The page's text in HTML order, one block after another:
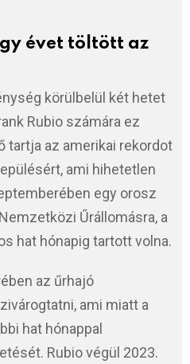
évet töltött az
körülbelül két hetet
Rubio számára ez
tartja az amerikai rekordot
ami hihetetlen
egy orosz
Űrállomásra, a
hat hónapig tartott volna.
az űrhajó
ami miatt a
hat hónappal
Rubio végül 2023.